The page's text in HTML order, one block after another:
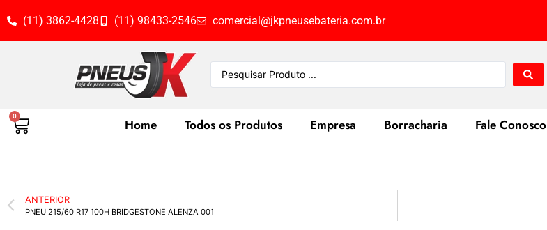
(11) 3862-4428 (11) 98433-2546 comercial@jkpneusebateria.com.br
0
Home Todos os Produtos Empresa Borracharia Fale Conosco
ANTERIOR
PNEU 215/60 R17 100H BRIDGESTONE ALENZA 001